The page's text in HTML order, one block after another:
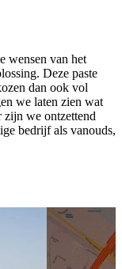
wensen van het
Deze paste
dan ook vol
we laten zien wat
zijn we ontzettend
bedrijf als vanouds,